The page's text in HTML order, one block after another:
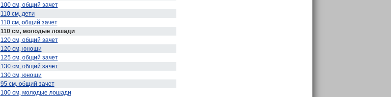
100 см, общий зачет
110 см, дети
110 см, общий зачет
110 см, молодые лошади
120 см, общий зачет
120 см, юноши
125 см, общий зачет
130 см, общий зачет
130 см, юноши
95 см, общий зачет
100 см, молодые лошади